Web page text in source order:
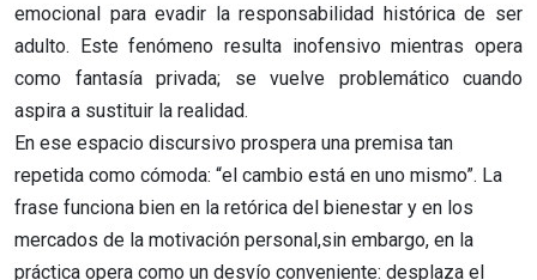
emocional para evadir la responsabilidad histórica de ser
adulto. Este fenómeno resulta inofensivo mientras opera
como fantasía privada; se vuelve problemático cuando
aspira a sustituir la realidad.
En ese espacio discursivo prospera una premisa tan
repetida como cómoda: “el cambio está en uno mismo”. La
frase funciona bien en la retórica del bienestar y en los
mercados de la motivación personal,sin embargo, en la
práctica opera como un desvío conveniente: desplaza el